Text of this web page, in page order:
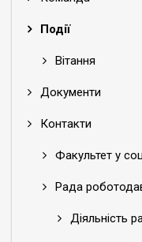
Події
Вітання
Документи
Контакти
Факультет у
Рада
Діяльність